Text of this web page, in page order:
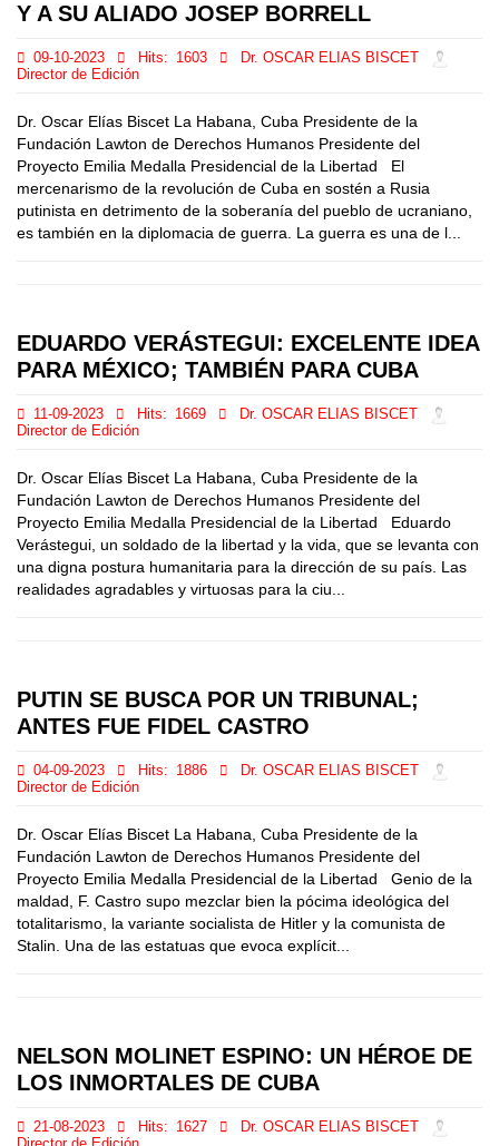
Y A SU ALIADO JOSEP BORRELL
09-10-2023 Hits: 1603
Dr. OSCAR ELIAS BISCET
Director de Edición
Dr. Oscar Elías Biscet La Habana, Cuba Presidente de la
Fundación Lawton de Derechos Humanos Presidente del
Proyecto Emilia Medalla Presidencial de la Libertad El
mercenarismo de la revolución de Cuba en sostén a Rusia
putinista en detrimento de la soberanía del pueblo de ucraniano,
es también en la diplomacia de guerra. La guerra es una de l...
EDUARDO VERÁSTEGUI: EXCELENTE IDEA
PARA MÉXICO; TAMBIÉN PARA CUBA
11-09-2023 Hits: 1669
Dr. OSCAR ELIAS BISCET
Director de Edición
Dr. Oscar Elías Biscet La Habana, Cuba Presidente de la
Fundación Lawton de Derechos Humanos Presidente del
Proyecto Emilia Medalla Presidencial de la Libertad Eduardo
Verástegui, un soldado de la libertad y la vida, que se levanta con
una digna postura humanitaria para la dirección de su país. Las
realidades agradables y virtuosas para la ciu...
PUTIN SE BUSCA POR UN TRIBUNAL;
ANTES FUE FIDEL CASTRO
04-09-2023 Hits: 1886
Dr. OSCAR ELIAS BISCET
Director de Edición
Dr. Oscar Elías Biscet La Habana, Cuba Presidente de la
Fundación Lawton de Derechos Humanos Presidente del
Proyecto Emilia Medalla Presidencial de la Libertad Genio de la
maldad, F. Castro supo mezclar bien la pócima ideológica del
totalitarismo, la variante socialista de Hitler y la comunista de
Stalin. Una de las estatuas que evoca explícit...
NELSON MOLINET ESPINO: UN HÉROE DE
LOS INMORTALES DE CUBA
21-08-2023 Hits: 1627
Dr. OSCAR ELIAS BISCET